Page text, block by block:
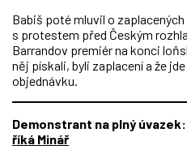
Babiš poté mluvil o
s protestem před Českým
Barrandov premiér na konci
něj pískali, byli zaplacení a že
objednávku.
Demonstrant na plný úvazek:
říká Minář